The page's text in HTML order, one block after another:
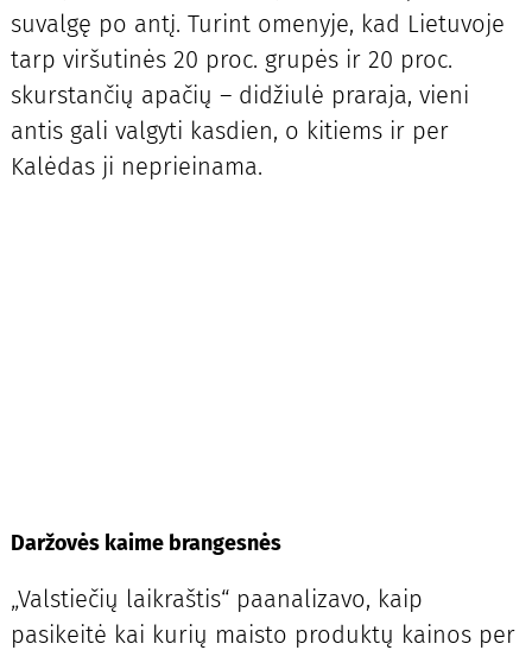
suvalgę po antį. Turint omenyje, kad Lietuvoje
tarp viršutinės 20 proc. grupės ir 20 proc.
skurstančių apačių – didžiulė praraja, vieni
antis gali valgyti kasdien, o kitiems ir per
Kalėdas ji neprieinama.
Daržovės kaime brangesnės
„Valstiečių laikraštis“ paanalizavo, kaip
pasikeitė kai kurių maisto produktų kainos per